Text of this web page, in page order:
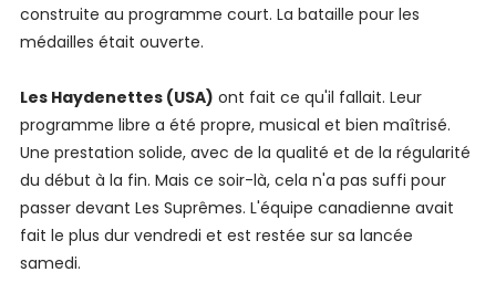
construite au programme court. La bataille pour les
médailles était ouverte.
Les Haydenettes (USA) ont fait ce qu'il fallait. Leur
programme libre a été propre, musical et bien maîtrisé.
Une prestation solide, avec de la qualité et de la régularité
du début à la fin. Mais ce soir-là, cela n'a pas suffi pour
passer devant Les Suprêmes. L'équipe canadienne avait
fait le plus dur vendredi et est restée sur sa lancée
samedi.